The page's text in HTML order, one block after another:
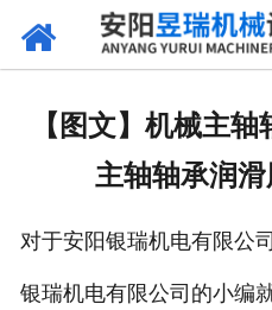
【图文】机械主
主轴轴承润
对于安阳银瑞机电有限公
银瑞机电有限公司的小编